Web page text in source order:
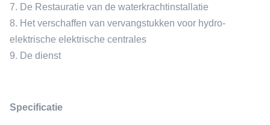
7. De Restauratie van de waterkrachtinstallatie
8. Het verschaffen van vervangstukken voor hydro-
elektrische elektrische centrales
9. De dienst
Specificatie